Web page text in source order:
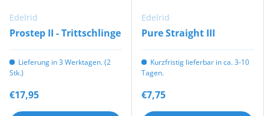
Edelrid
Prostep II - Trittschlinge
Lieferung in 3 Werktagen. (2
Stk.)
€17,95
Edelrid
Pure Straight III
Kurzfristig lieferbar in ca. 3-10
Tagen.
€7,75